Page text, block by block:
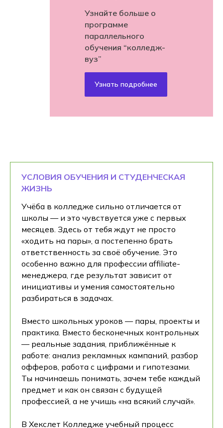
Узнайте больше о
программе
параллельного
обучения “колледж-
вуз”
Узнать подробнее
УСЛОВИЯ ОБУЧЕНИЯ И СТУДЕНЧЕСКАЯ
ЖИЗНЬ
Учёба в колледже сильно отличается от
школы — и это чувствуется уже с первых
месяцев. Здесь от тебя ждут не просто
«ходить на пары», а постепенно брать
ответственность за своё обучение. Это
особенно важно для профессии affiliate-
менеджера, где результат зависит от
инициативы и умения самостоятельно
разбираться в задачах.
Вместо школьных уроков — пары, проекты и
практика. Вместо бесконечных контрольных
— реальные задания, приближённые к
работе: анализ рекламных кампаний, разбор
офферов, работа с цифрами и гипотезами.
Ты начинаешь понимать, зачем тебе каждый
предмет и как он связан с будущей
профессией, а не учишь «на всякий случай».
В Хекслет Колледже учебный процесс